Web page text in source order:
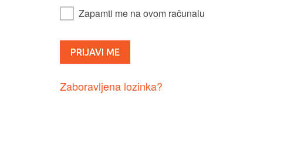
Zapamti me na ovom računalu
Zaboravljena lozinka?